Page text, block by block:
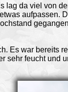
lag da viel von
aufpassen.
Es war bereits
sehr feucht und